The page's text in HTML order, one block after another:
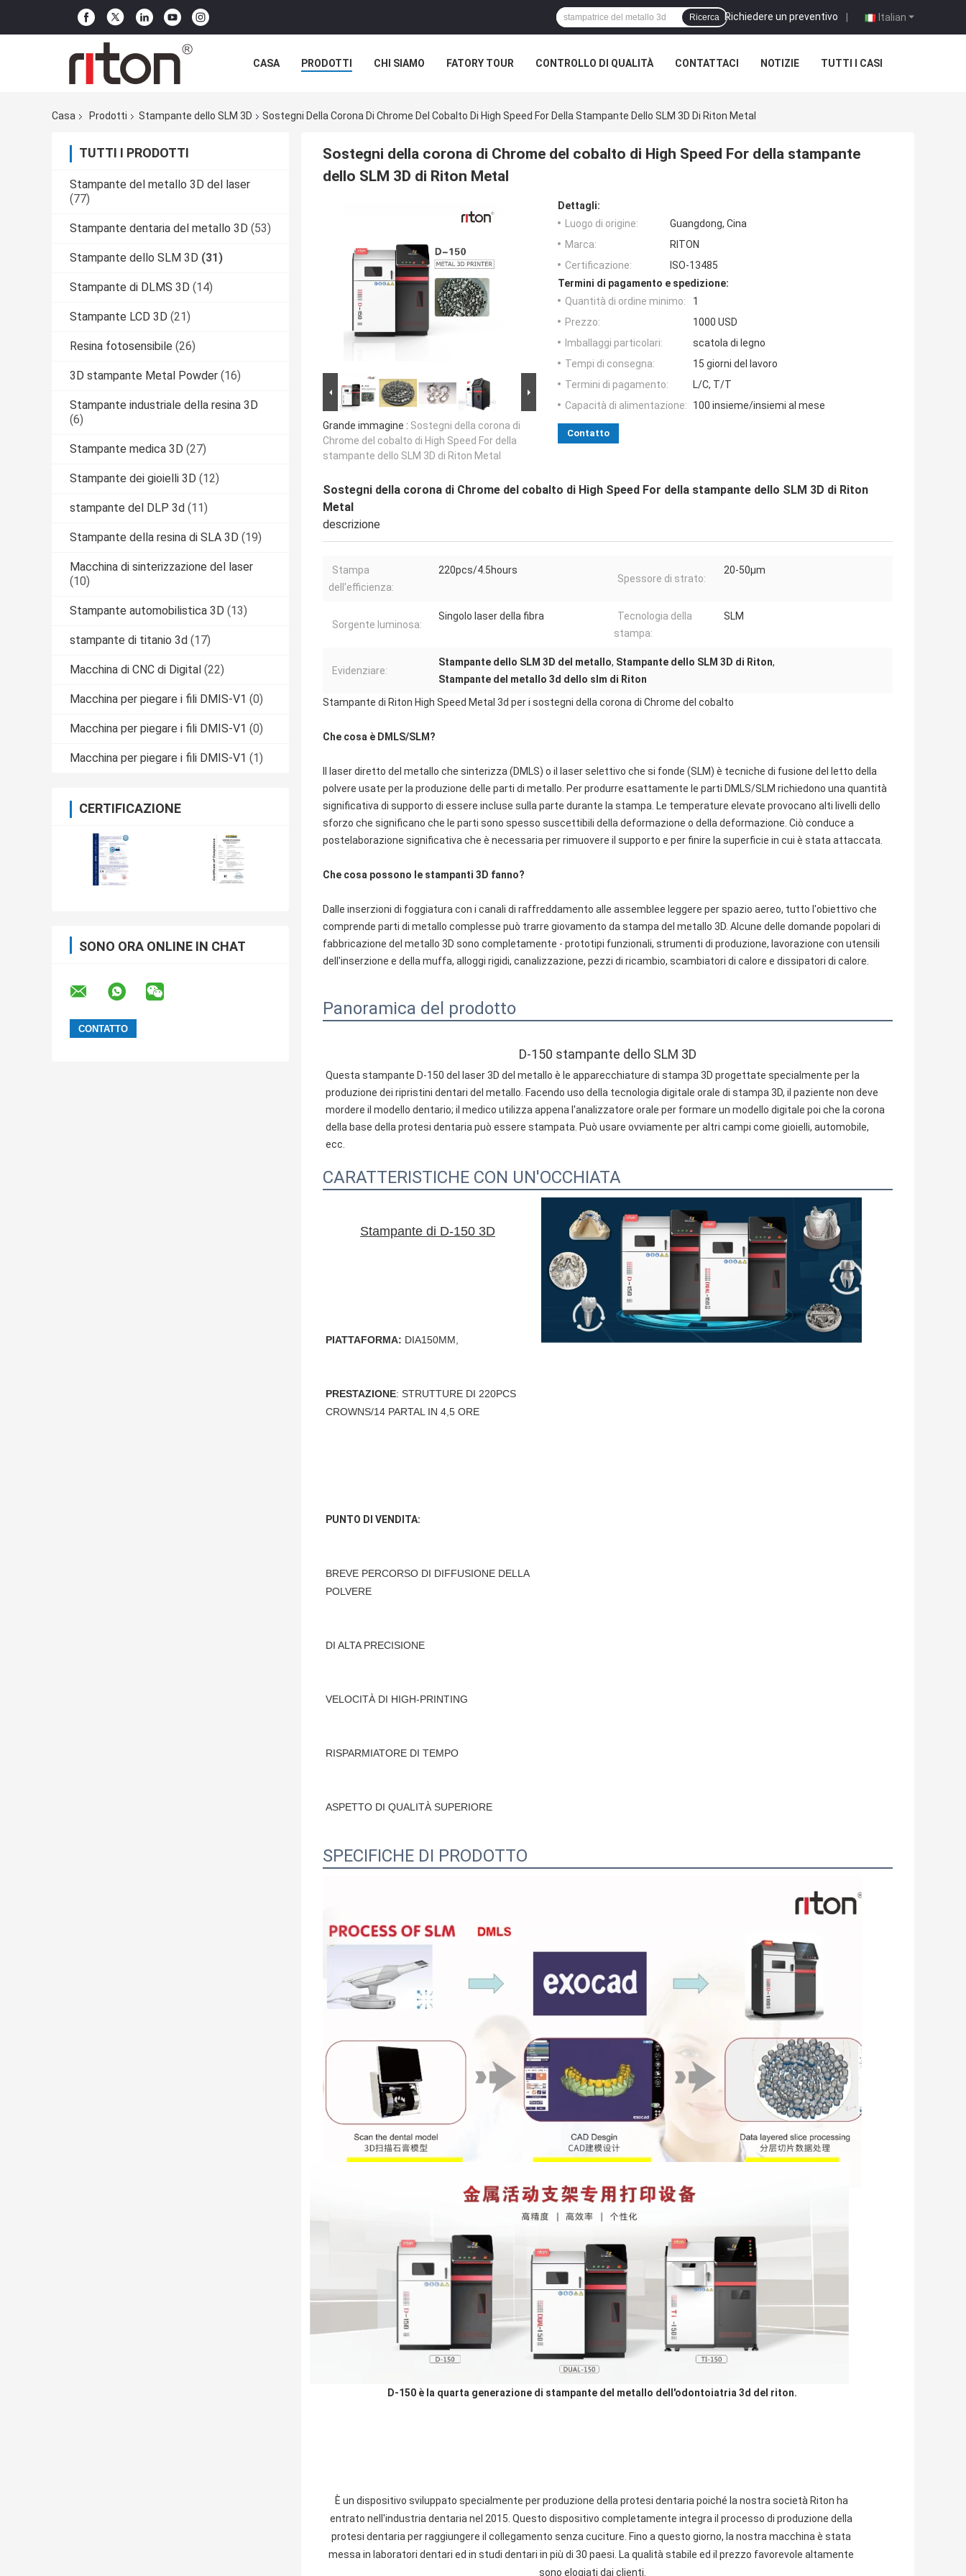
Italian
Richiedere un preventivo |
Ricerca
CASA PRODOTTI CHI SIAMO FATORY TOUR CONTROLLO DI QUALITÀ CONTATTACI NOTIZIE TUTTI I CASI
Casa Prodotti Stampante dello SLM 3D Sostegni Della Corona Di Chrome Del Cobalto Di High Speed For Della Stampante Dello SLM 3D Di Riton Metal
TUTTI I PRODOTTI
Stampante del metallo 3D del laser
(77)
Stampante dentaria del metallo 3D (53)
Stampante dello SLM 3D (31)
Stampante di DLMS 3D (14)
Stampante LCD 3D (21)
Resina fotosensibile (26)
3D stampante Metal Powder (16)
Stampante industriale della resina 3D
(6)
Stampante medica 3D (27)
Stampante dei gioielli 3D (12)
stampante del DLP 3d (11)
Stampante della resina di SLA 3D (19)
Macchina di sinterizzazione del laser
(10)
Stampante automobilistica 3D (13)
stampante di titanio 3d (17)
Macchina di CNC di Digital (22)
Macchina per piegare i fili DMIS-V1 (0)
Macchina per piegare i fili DMIS-V1 (0)
Macchina per piegare i fili DMIS-V1 (1)
CERTIFICAZIONE
SONO ORA ONLINE IN CHAT
Sostegni della corona di Chrome del cobalto di High Speed For della stampante
dello SLM 3D di Riton Metal
Grande immagine : Sostegni della corona di
Chrome del cobalto di High Speed For della
stampante dello SLM 3D di Riton Metal
Dettagli:
Luogo di origine:
Guangdong, Cina
Marca:
RITON
Certificazione:
ISO-13485
Termini di pagamento e spedizione:
Quantità di ordine minimo:
1
Prezzo:
1000 USD
Imballaggi particolari:
scatola di legno
Tempi di consegna:
15 giorni del lavoro
Termini di pagamento:
L/C, T/T
Capacità di alimentazione:
100 insieme/insiemi al mese
Contatto
Sostegni della corona di Chrome del cobalto di High Speed For della stampante dello SLM 3D di Riton
Metal
descrizione
Stampa
dell'efficienza:
220pcs/4.5hours
Spessore di strato:
20-50μm
Sorgente luminosa:
Singolo laser della fibra
Tecnologia della
stampa:
SLM
Evidenziare:
Stampante dello SLM 3D del metallo, Stampante dello SLM 3D di Riton,
Stampante del metallo 3d dello slm di Riton
Stampante di Riton High Speed Metal 3d per i sostegni della corona di Chrome del cobalto
Che cosa è DMLS/SLM?
Il laser diretto del metallo che sinterizza (DMLS) o il laser selettivo che si fonde (SLM) è tecniche di fusione del letto della
polvere usate per la produzione delle parti di metallo. Per produrre esattamente le parti DMLS/SLM richiedono una quantità
significativa di supporto di essere incluse sulla parte durante la stampa. Le temperature elevate provocano alti livelli dello
sforzo che significano che le parti sono spesso suscettibili della deformazione o della deformazione. Ciò conduce a
postelaborazione significativa che è necessaria per rimuovere il supporto e per finire la superficie in cui è stata attaccata.
Che cosa possono le stampanti 3D fanno?
Dalle inserzioni di foggiatura con i canali di raffreddamento alle assemblee leggere per spazio aereo, tutto l'obiettivo che
comprende parti di metallo complesse può trarre giovamento da stampa del metallo 3D. Alcune delle domande popolari di
fabbricazione del metallo 3D sono completamente - prototipi funzionali, strumenti di produzione, lavorazione con utensili
dell'inserzione e della muffa, alloggi rigidi, canalizzazione, pezzi di ricambio, scambiatori di calore e dissipatori di calore.
Panoramica del prodotto
D-150 stampante dello SLM 3D
Questa stampante D-150 del laser 3D del metallo è le apparecchiature di stampa 3D progettate specialmente per la
produzione dei ripristini dentari del metallo. Facendo uso della tecnologia digitale orale di stampa 3D, il paziente non deve
mordere il modello dentario; il medico utilizza appena l'analizzatore orale per formare un modello digitale poi che la corona
della base della protesi dentaria può essere stampata. Può usare ovviamente per altri campi come gioielli, automobile,
ecc.
CARATTERISTICHE CON UN'OCCHIATA
Stampante di D-150 3D
PIATTAFORMA: DIA150MM,
PRESTAZIONE: STRUTTURE DI 220PCS
CROWNS/14 PARTAL IN 4,5 ORE
PUNTO DI VENDITA:
BREVE PERCORSO DI DIFFUSIONE DELLA
POLVERE
DI ALTA PRECISIONE
VELOCITÀ DI HIGH-PRINTING
RISPARMIATORE DI TEMPO
ASPETTO DI QUALITÀ SUPERIORE
SPECIFICHE DI PRODOTTO
D-150 è la quarta generazione di stampante del metallo dell'odontoiatria 3d del riton.
È un dispositivo sviluppato specialmente per produzione della protesi dentaria poiché la nostra società Riton ha
entrato nell'industria dentaria nel 2015. Questo dispositivo completamente integra il processo di produzione della
protesi dentaria per raggiungere il collegamento senza cuciture. Fino a questo giorno, la nostra macchina è stata
messa in laboratori dentari ed in studi dentari in più di 30 paesi. La qualità stabile ed il prezzo favorevole altamente
sono elogiati dai clienti.